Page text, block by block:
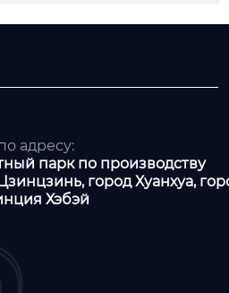
адресу:
парк по производству
город Хуанхуа,
Хэбэй